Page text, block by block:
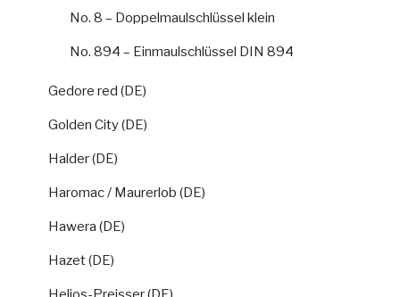
No. 8 – Doppelmaulschlüssel klein
No. 894 – Einmaulschlüssel DIN 894
Gedore red (DE)
Golden City (DE)
Halder (DE)
Haromac / Maurerlob (DE)
Hawera (DE)
Hazet (DE)